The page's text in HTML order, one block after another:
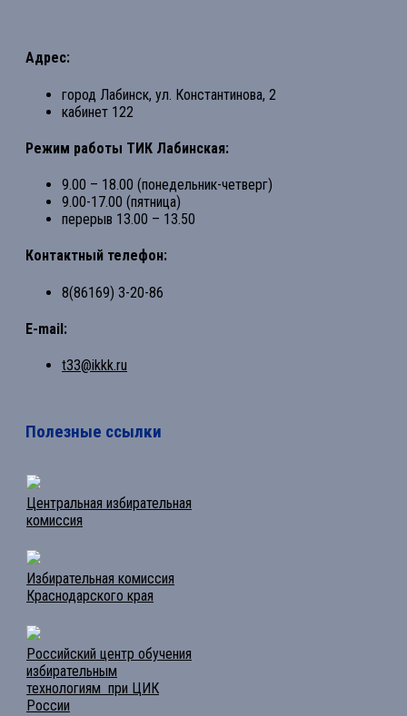
Адрес:
город Лабинск, ул. Константинова, 2
кабинет 122
Режим работы ТИК Лабинская:
9.00 – 18.00 (понедельник-четверг)
9.00-17.00 (пятница)
перерыв 13.00 – 13.50
Контактный телефон:
8(86169) 3-20-86
E-mail:
t33@ikkk.ru
Полезные ссылки
Центральная избирательная
комиссия
Избирательная комиссия
Краснодарского края
Российский центр обучения
избирательным
технологиям при ЦИК
России